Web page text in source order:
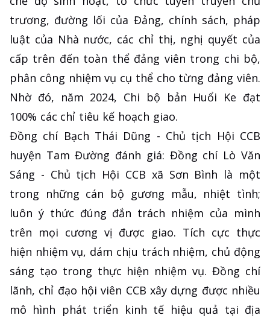
trương, đường lối của Đảng, chính sách, pháp
luật của Nhà nước, các chỉ thị, nghị quyết của
cấp trên đến toàn thể đảng viên trong chi bộ,
phân công nhiệm vụ cụ thể cho từng đảng viên.
Nhờ đó, năm 2024, Chi bộ bản Huổi Ke đạt
100% các chỉ tiêu kế hoạch giao.
Đồng chí Bạch Thái Dũng - Chủ tịch Hội CCB
huyện Tam Đường đánh giá: Đồng chí Lò Văn
Sáng - Chủ tịch Hội CCB xã Sơn Bình là một
trong những cán bộ gương mẫu, nhiệt tình;
luôn ý thức đúng đắn trách nhiệm của mình
trên mọi cương vị được giao. Tích cực thực
hiện nhiệm vụ, dám chịu trách nhiệm, chủ động
sáng tạo trong thực hiện nhiệm vụ. Đồng chí
lãnh, chỉ đạo hội viên CCB xây dựng được nhiều
mô hình phát triển kinh tế hiệu quả tại địa